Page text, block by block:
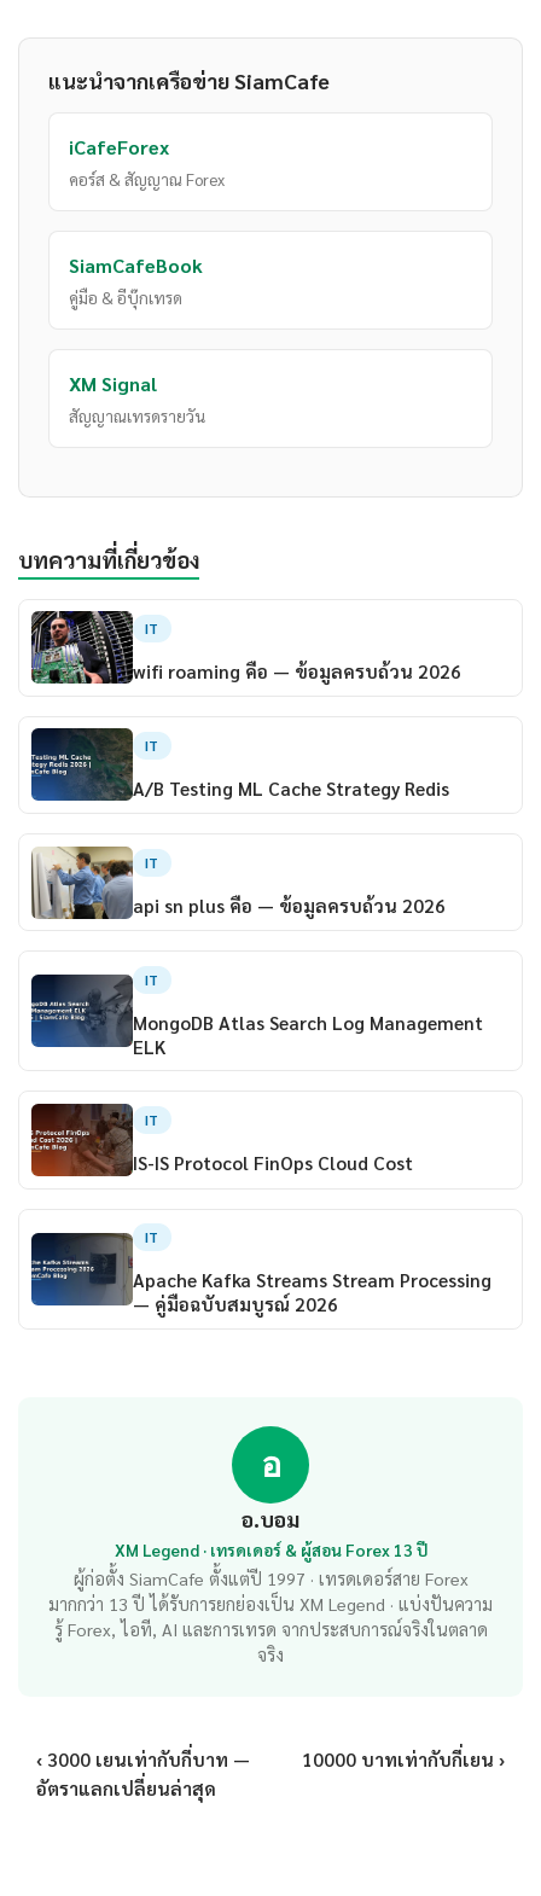
แนะนำจากเครือข่าย SiamCafe
iCafeForex
คอร์ส & สัญญาณ Forex
SiamCafeBook
คู่มือ & อีบุ๊กเทรด
XM Signal
สัญญาณเทรดรายวัน
บทความที่เกี่ยวข้อง
IT
wifi roaming คือ — ข้อมูลครบถ้วน 2026
IT
A/B Testing ML Cache Strategy Redis
IT
api sn plus คือ — ข้อมูลครบถ้วน 2026
IT
MongoDB Atlas Search Log Management
ELK
IT
IS-IS Protocol FinOps Cloud Cost
IT
Apache Kafka Streams Stream Processing
— คู่มือฉบับสมบูรณ์ 2026
อ
อ.บอม
XM Legend · เทรดเดอร์ & ผู้สอน Forex 13 ปี
ผู้ก่อตั้ง SiamCafe ตั้งแต่ปี 1997 · เทรดเดอร์สาย Forex
มากกว่า 13 ปี ได้รับการยกย่องเป็น XM Legend · แบ่งปันความ
รู้ Forex, ไอที, AI และการเทรด จากประสบการณ์จริงในตลาด
จริง
‹ 3000 เยนเท่ากับกี่บาท —
อัตราแลกเปลี่ยนล่าสุด
10000 บาทเท่ากับกี่เยน ›